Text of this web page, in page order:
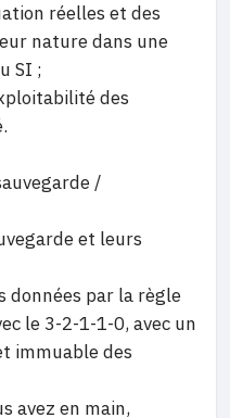
réelles et des
nature dans une
SI ;
des
/
et leurs
données par la règle
le 3-2-1-1-0, avec un
immuable des
avez en main,